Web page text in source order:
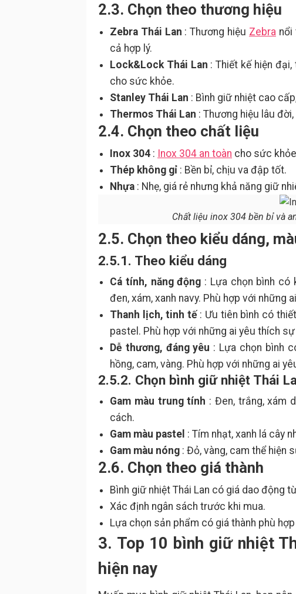
2.3. Chọn theo thương hiệu
Zebra Thái Lan : Thương hiệu Zebranổi
cả hợp lý.
Lock&Lock Thái Lan : Thiết kế hiện
cho sức khỏe.
Stanley Thái Lan : Bình giữ nhiệt cao
Thermos Thái Lan : Thương hiệu lâu
2.4. Chọn theo chất liệu
Inox 304 : Inox 304 an toàn cho sức
Thép không gỉ : Bền bỉ, chịu va đập tốt.
Nhựa : Nhẹ, giá rẻ nhưng khả năng giữ
Chất liệu inox 304 bền bỉ và
2.5. Chọn theo kiểu dáng,
2.5.1. Theo kiểu dáng
Cá tính, năng động : Lựa chọn bình có
đen, xám, xanh navy. Phù hợp với những
Thanh lịch, tinh tế: Ưu tiên bình có
pastel. Phù hợp với những ai yêu thích
Dễ thương, đáng yêu : Lựa chọn bình
hồng, cam, vàng. Phù hợp với những ai
2.5.2. Chọn bình giữ nhiệt Thái
Gam màu trung tính : Đen, trắng, xám
cách.
Gam màu pastel : Tím nhạt, xanh lá cây
Gam màu nóng : Đỏ, vàng, cam thể hiện
2.6. Chọn theo giá thành
Bình giữ nhiệt Thái Lan có giá dao động
Xác định ngân sách trước khi mua.
Lựa chọn sản phẩm có giá thành phù
3. Top 10 bình giữ nhiệt
hiện nay